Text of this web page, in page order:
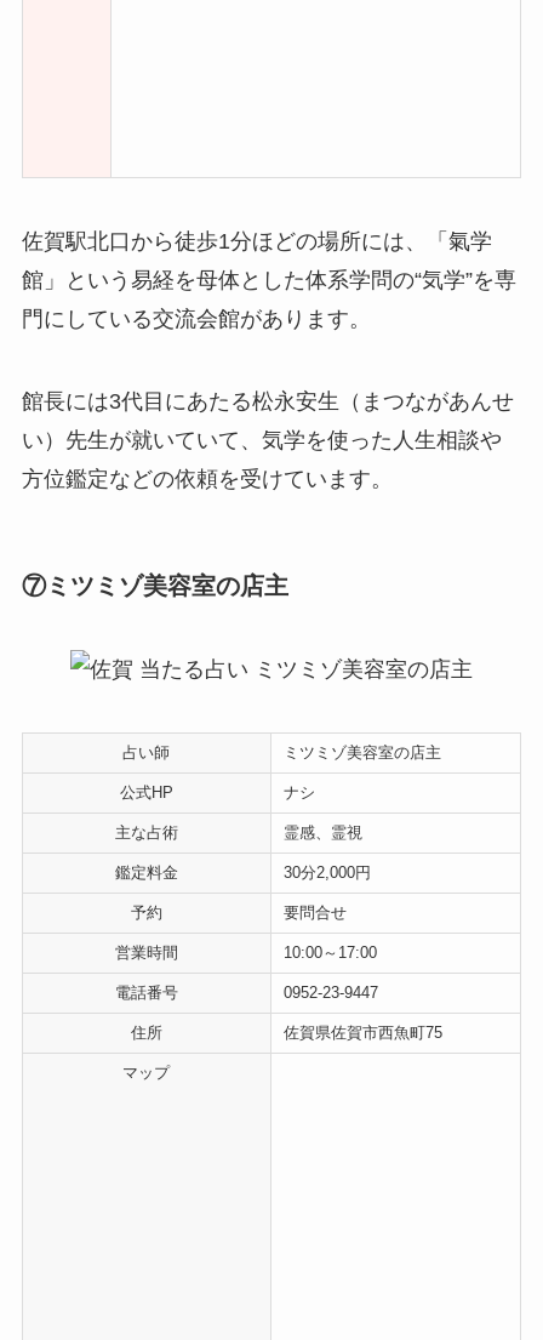
佐賀駅北口から徒歩1分ほどの場所には、「氣学
館」という易経を母体とした体系学問の“気学”を専
門にしている交流会館があります。
館長には3代目にあたる松永安生（まつながあんせ
い）先生が就いていて、気学を使った人生相談や
方位鑑定などの依頼を受けています。
⑦ミツミゾ美容室の店主
占い師 ミツミゾ美容室の店主
公式HP ナシ
主な占術 霊感、霊視
鑑定料金 30分2,000円
予約 要問合せ
営業時間 10:00～17:00
電話番号 0952-23-9447
住所 佐賀県佐賀市西魚町75
マップ